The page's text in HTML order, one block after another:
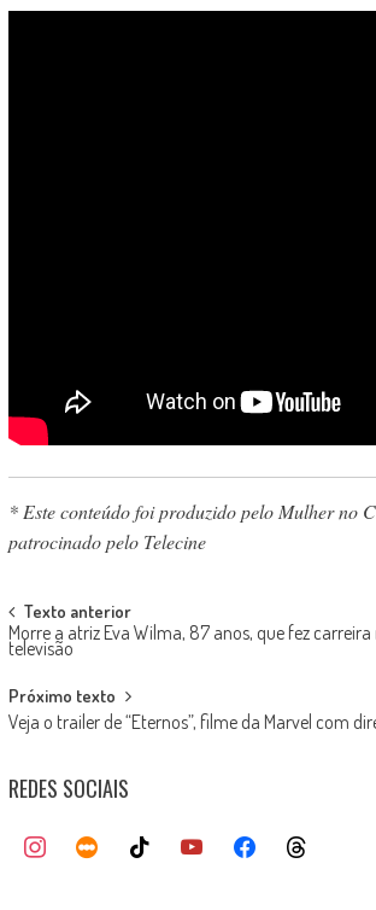
* Este conteúdo foi produzido pelo Mulher no
patrocinado pelo Telecine
Post
navigation
Texto anterior
Morre a atriz Eva Wilma, 87 anos, que fez
televisão
Próximo texto
Veja o trailer de “Eternos”, filme da Marvel com
REDES SOCIAIS